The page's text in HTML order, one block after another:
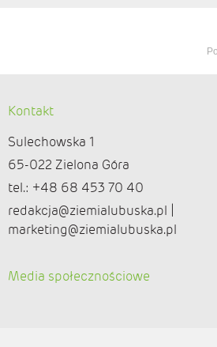
Kontakt
Sulechowska 1
65-022 Zielona Góra
tel.: +48 68 453 70 40
redakcja@ziemialubuska.pl |
marketing@ziemialubuska.pl
Media społecznościowe